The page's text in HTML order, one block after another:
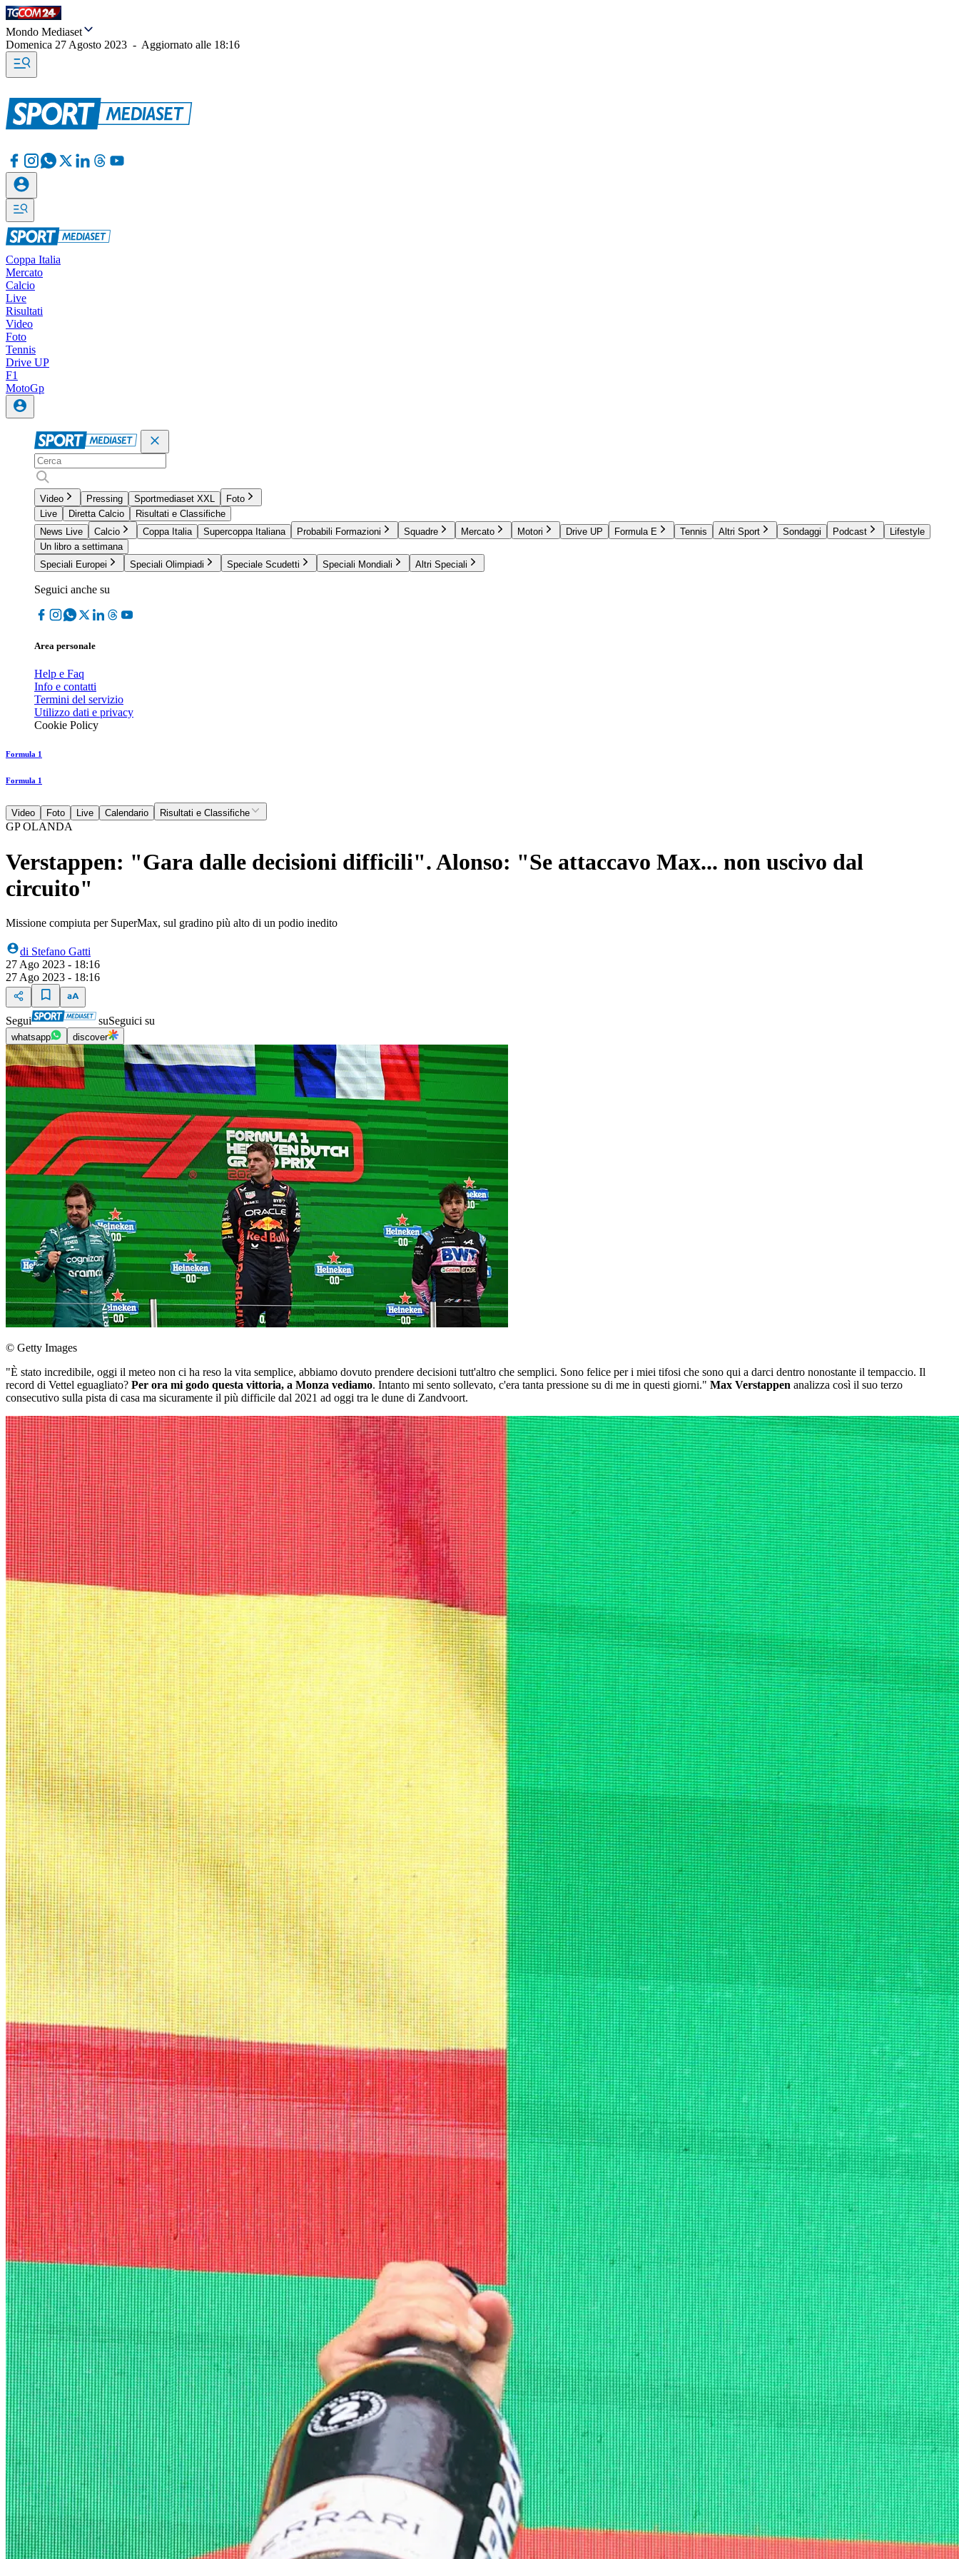
Mondo Mediaset
Domenica 27 Agosto 2023 - Aggiornato alle 18:16
Coppa Italia
Mercato
Calcio
Live
Risultati
Video
Foto
Tennis
Drive UP
F1
MotoGp
Video Pressing Sportmediaset XXL
Foto
Live
Diretta Calcio
Risultati e Classifiche
News Live
Calcio Coppa Italia Supercoppa Italiana Probabili Formazioni Squadre Mercato Motori Drive UP Formula E Tennis Altri Sport Sondaggi Podcast
Lifestyle
Un libro a settimana
Speciali Europei
Speciali Olimpiadi Speciale Scudetti Speciali Mondiali Altri Speciali
Seguici anche su
Area personale
Help e Faq
Info e contatti
Termini del servizio
Utilizzo dati e privacy
Cookie Policy
Formula 1
Formula 1
Video Foto Live Calendario Risultati e Classifiche
GP OLANDA
Verstappen: "Gara dalle decisioni difficili". Alonso: "Se attaccavo Max... non uscivo dal
circuito"
Missione compiuta per SuperMax, sul gradino più alto di un podio inedito
di Stefano Gatti
27 Ago 2023 - 18:16
27 Ago 2023 - 18:16
Segui suSeguici su
whatsapp discover
© Getty Images
"È stato incredibile, oggi il meteo non ci ha reso la vita semplice, abbiamo dovuto prendere decisioni tutt'altro che semplici. Sono felice per i miei tifosi che sono qui a darci dentro nonostante il tempaccio. Il
record di Vettel eguagliato? Per ora mi godo questa vittoria, a Monza vediamo. Intanto mi sento sollevato, c'era tanta pressione su di me in questi giorni." Max Verstappen analizza così il suo terzo
consecutivo sulla pista di casa ma sicuramente il più difficile dal 2021 ad oggi tra le dune di Zandvoort.